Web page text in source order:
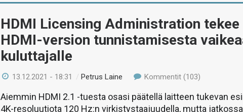
HDMI Licensing Administration tekee
HDMI-version tunnistamisesta
kuluttajalle
13.12.2021 - 18:31 /Petrus Laine Kommentit (103)
Aiemmin HDMI 2.1 -tuesta osasi päätellä laitteen tukevan
4K-resoluutiota 120 Hz:n virkistystaajuudella, mutta